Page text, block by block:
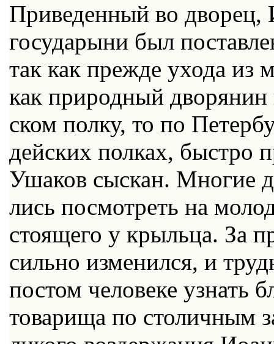
При­ве­ден­ный во
го­су­да­ры­ни был
так как преж­де ухо­да из
как при­род­ный
ском пол­ку, то по
дей­ских пол­ках, быст­ро
Уша­ков сыс­кан. Мно­гие
лись по­смот­реть на
сто­я­ще­го у крыль­ца. За
силь­но из­ме­нил­ся, и
по­стом че­ло­ве­ке узнать
то­ва­ри­ща по сто­лич­ным